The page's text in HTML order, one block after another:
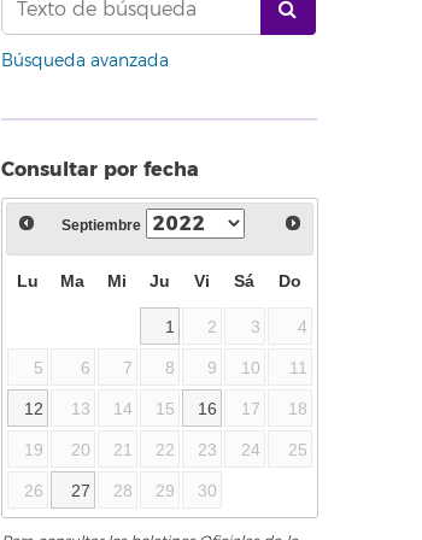
Búsqueda avanzada
Consultar por fecha
Septiembre
Lu Ma Mi Ju Vi Sá Do
1 2 3 4
5 6 7 8 9 10 11
12 13 14 15 16 17 18
19 20 21 22 23 24 25
26 27 28 29 30